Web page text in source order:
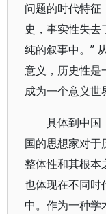
问题的时代特征
史，事实性失
纯的叙事中。”
意义，历史性是
成为一个意义世
具体到中国
国的思想家对于
整体性和其根本
也体现在不同时
中。作为一种学